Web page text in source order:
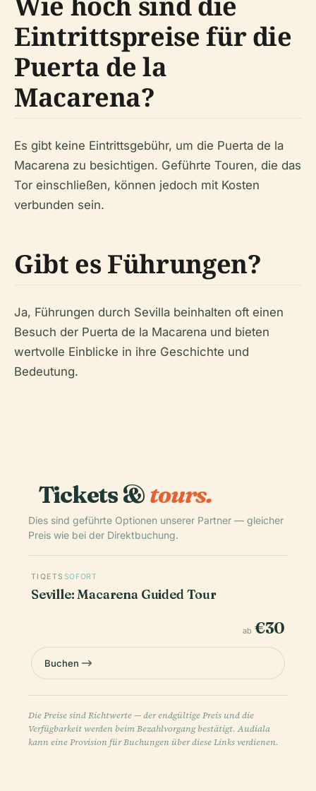
Eintrittspreise für die
Puerta de la
Macarena?
Es gibt keine Eintrittsgebühr, um die Puerta de la
Macarena zu besichtigen. Geführte Touren, die das
Tor einschließen, können jedoch mit Kosten
verbunden sein.
Gibt es Führungen?
Ja, Führungen durch Sevilla beinhalten oft einen
Besuch der Puerta de la Macarena und bieten
wertvolle Einblicke in ihre Geschichte und
Bedeutung.
Tickets &tours.
Dies sind geführte Optionen unserer Partner — gleicher
Preis wie bei der Direktbuchung.
TIQETS SOFORT
Seville: Macarena Guided Tour
ab €30
Buchen
Die Preise sind Richtwerte — der endgültige Preis und die
Verfügbarkeit werden beim Bezahlvorgang bestätigt. Audiala
kann eine Provision für Buchungen über diese Links verdienen.